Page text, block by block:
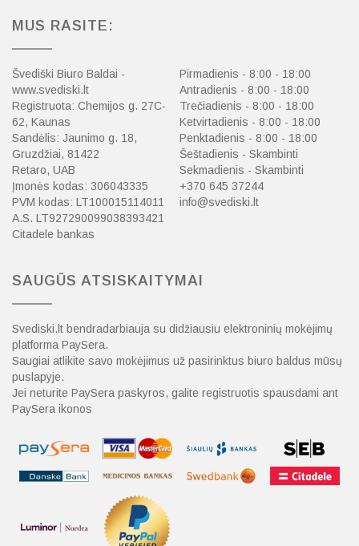
MUS RASITE:
Švediški Biuro Baldai -
www.svediski.lt
Registruota: Chemijos g. 27C-
62, Kaunas
Sandėlis: Jaunimo g. 18,
Gruzdžiai, 81422
Retaro, UAB
Įmonės kodas: 306043335
PVM kodas: LT100015114011
A.S. LT927290099038393421
Citadele bankas
Pirmadienis - 8:00 - 18:00
Antradienis - 8:00 - 18:00
Trečiadienis - 8:00 - 18:00
Ketvirtadienis - 8:00 - 18:00
Penktadienis - 8:00 - 18:00
Šeštadienis - Skambinti
Sekmadienis - Skambinti
+370 645 37244
info@svediski.lt
SAUGŪS ATSISKAITYMAI
Svediski.lt bendradarbiauja su didžiausiu elektroninių mokėjimų
platforma PaySera.
Saugiai atlikite savo mokėjimus už pasirinktus biuro baldus mūsų
puslapyje.
Jei neturite PaySera paskyros, galite registruotis spausdami ant
PaySera ikonos